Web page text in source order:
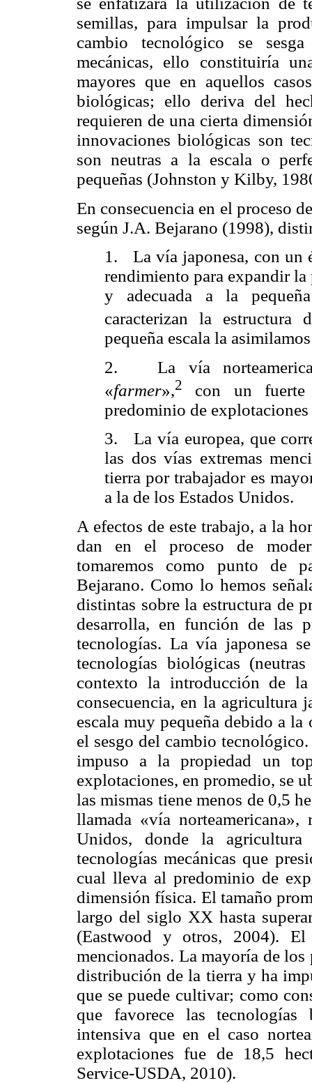
semillas, para impulsar la
cambio tecnológico se
mecánicas, ello constituiría
mayores que en aquellos
biológicas; ello deriva del
requieren de una cierta
innovaciones biológicas son
son neutras a la escala o
pequeñas (Johnston y Kilby,
En consecuencia en el proceso
según J.A. Bejarano (1998),
1.
La vía japonesa, con
rendimiento para expandir
y adecuada a la
caracterizan la estructura
pequeña escala la
2.
La vía
«farmer»,2
con un fuerte
predominio de
3.
La vía europea, que
las dos vías extremas
tierra por trabajador es
a la de los Estados Unidos.
A efectos de este trabajo, a la
dan en el proceso de
tomaremos como punto de
Bejarano. Como lo hemos
distintas sobre la estructura de
desarrolla, en función de las
tecnologías. La vía japonesa
tecnologías biológicas
contexto la introducción de
consecuencia, en la agricultura
escala muy pequeña debido a
el sesgo del cambio
impuso a la propiedad un
explotaciones, en promedio, se
las mismas tiene menos de 0,5
llamada «vía
Unidos, donde la
tecnologías mecánicas que
cual lleva al predominio de
dimensión física. El tamaño
largo del siglo XX hasta
(Eastwood y otros, 2004). El
mencionados. La mayoría de los
distribución de la tierra y ha
que se puede cultivar; como
que favorece las tecnologías
intensiva que en el caso
explotaciones fue de 18,5
Service-USDA, 2010).